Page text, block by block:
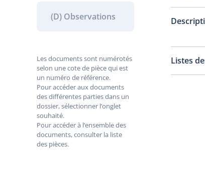
(D) Observations
Les documents sont numérotés
selon une cote de pièce qui est
un numéro de référence.
Pour accéder aux documents
des différentes parties dans un
dossier, sélectionner l’onglet
souhaité.
Pour accéder à l’ensemble des
documents, consulter la liste
des pièces.
Listes